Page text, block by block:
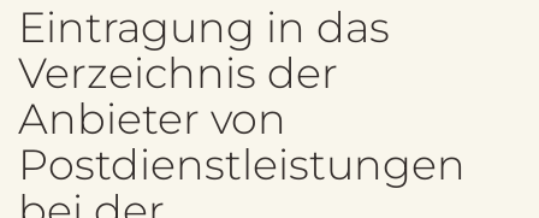
Eintragung in das
Verzeichnis der
Anbieter von
Postdienstleistungen